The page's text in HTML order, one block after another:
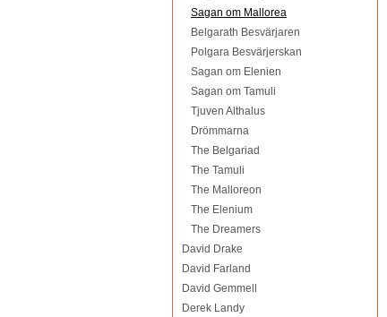
Sagan om Mallorea
Belgarath Besvärjaren
Polgara Besvärjerskan
Sagan om Elenien
Sagan om Tamuli
Tjuven Althalus
Drömmarna
The Belgariad
The Tamuli
The Malloreon
The Elenium
The Dreamers
David Drake
David Farland
David Gemmell
Derek Landy